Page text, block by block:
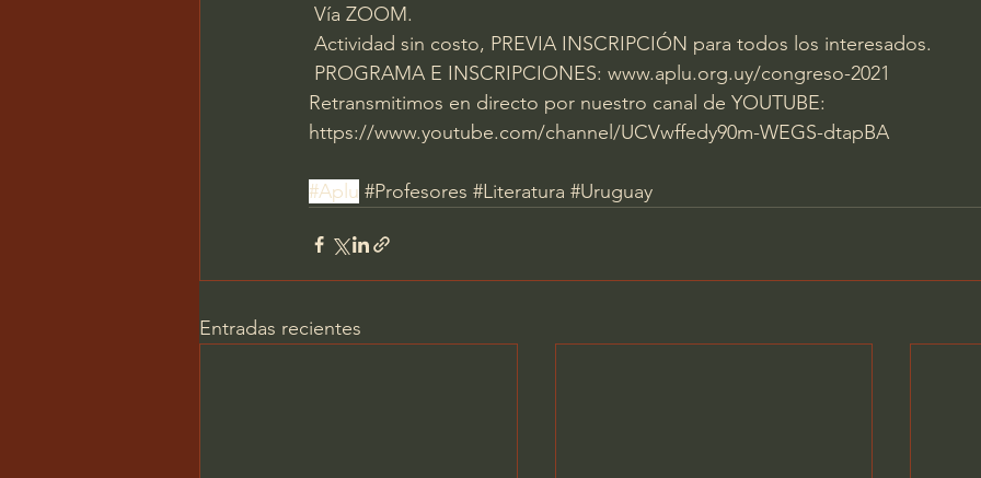
Vía ZOOM.
Actividad sin costo, PREVIA INSCRIPCIÓN para todos los interesados.
PROGRAMA E INSCRIPCIONES: www.aplu.org.uy/congreso-2021
Retransmitimos en directo por nuestro canal de YOUTUBE:
https://www.youtube.com/channel/UCVwffedy90m-WEGS-dtapBA
#Aplu #Profesores #Literatura #Uruguay
Entradas recientes